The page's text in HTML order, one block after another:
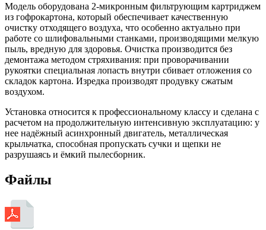
Модель оборудована 2-микронным фильтрующим картриджем
из гофрокартона, который обеспечивает качественную
очистку отходящего воздуха, что особенно актуально при
работе со шлифовальными станками, производящими мелкую
пыль, вредную для здоровья. Очистка производится без
демонтажа методом стряхивания: при проворачивании
рукоятки специальная лопасть внутри сбивает отложения со
складок картона. Изредка производят продувку сжатым
воздухом.
Установка относится к профессиональному классу и сделана с
расчетом на продолжительную интенсивную эксплуатацию: у
нее надёжный асинхронный двигатель, металлическая
крыльчатка, способная пропускать сучки и щепки не
разрушаясь и ёмкий пылесборник.
Файлы